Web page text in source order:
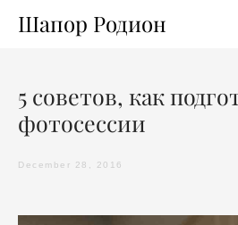
Шапор Родион
December 28, 2016
5 советов, как
фотосессии